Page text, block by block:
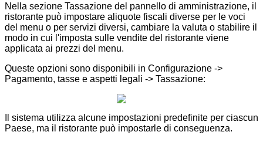
Nella sezione Tassazione del pannello di amministrazione, il
ristorante può impostare aliquote fiscali diverse per le voci
del menu o per servizi diversi, cambiare la valuta o stabilire il
modo in cui l'imposta sulle vendite del ristorante viene
applicata ai prezzi del menu.
Queste opzioni sono disponibili in Configurazione ->
Pagamento, tasse e aspetti legali -> Tassazione:
Il sistema utilizza alcune impostazioni predefinite per ciascun
Paese, ma il ristorante può impostarle di conseguenza.